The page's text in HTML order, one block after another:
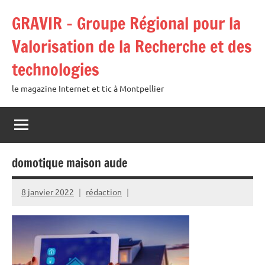
contenu
GRAVIR – Groupe Régional pour la
Valorisation de la Recherche et des
technologies
le magazine Internet et tic à Montpellier
domotique maison aude
8 janvier 2022 rédaction